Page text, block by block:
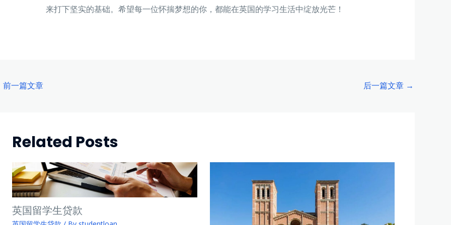
来打下坚实的基础。希望每一位怀揣梦想的你，都能在英国的学习生活中绽放光芒！
前一篇文章 后一篇文章 →
Related Posts
英国留学生贷款